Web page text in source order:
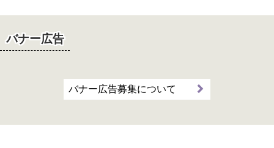
バナー広告
バナー広告募集について